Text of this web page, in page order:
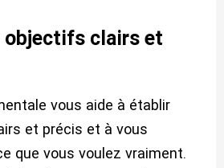
objectifs clairs et
vous aide à établir
et précis et à vous
que vous voulez vraiment.